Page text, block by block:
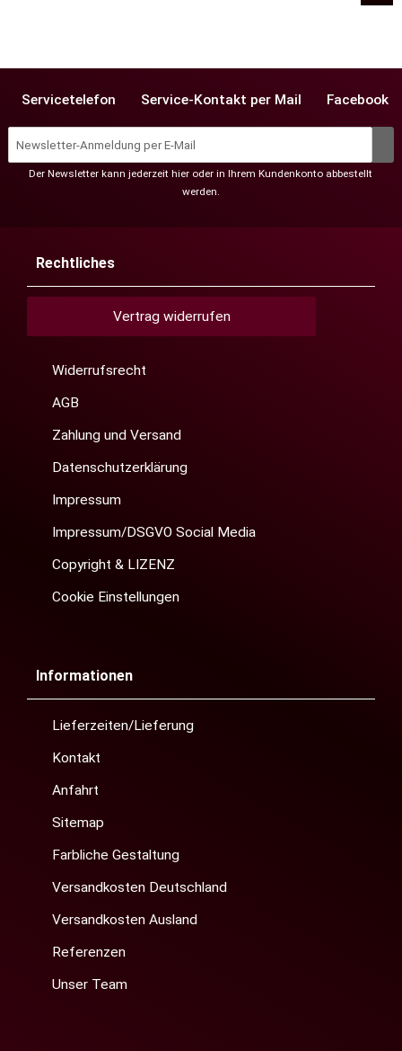
Servicetelefon Service-Kontakt per Mail Facebook
Der Newsletter kann jederzeit hier oder in Ihrem Kundenkonto abbestellt
werden.
Rechtliches
Vertrag widerrufen
Widerrufsrecht
AGB
Zahlung und Versand
Datenschutzerklärung
Impressum
Impressum/DSGVO Social Media
Copyright & LIZENZ
Cookie Einstellungen
Informationen
Lieferzeiten/Lieferung
Kontakt
Anfahrt
Sitemap
Farbliche Gestaltung
Versandkosten Deutschland
Versandkosten Ausland
Referenzen
Unser Team